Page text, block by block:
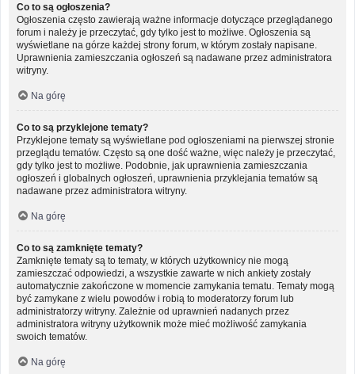
Co to są ogłoszenia?
Ogłoszenia często zawierają ważne informacje dotyczące przeglądanego
forum i należy je przeczytać, gdy tylko jest to możliwe. Ogłoszenia są
wyświetlane na górze każdej strony forum, w którym zostały napisane.
Uprawnienia zamieszczania ogłoszeń są nadawane przez administratora
witryny.
Na górę
Co to są przyklejone tematy?
Przyklejone tematy są wyświetlane pod ogłoszeniami na pierwszej stronie
przeglądu tematów. Często są one dość ważne, więc należy je przeczytać,
gdy tylko jest to możliwe. Podobnie, jak uprawnienia zamieszczania
ogłoszeń i globalnych ogłoszeń, uprawnienia przyklejania tematów są
nadawane przez administratora witryny.
Na górę
Co to są zamknięte tematy?
Zamknięte tematy są to tematy, w których użytkownicy nie mogą
zamieszczać odpowiedzi, a wszystkie zawarte w nich ankiety zostały
automatycznie zakończone w momencie zamykania tematu. Tematy mogą
być zamykane z wielu powodów i robią to moderatorzy forum lub
administratorzy witryny. Zależnie od uprawnień nadanych przez
administratora witryny użytkownik może mieć możliwość zamykania
swoich tematów.
Na górę